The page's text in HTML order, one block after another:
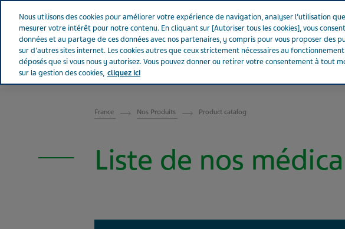
Aller sur Tevapharm
FRANCE
France Nos Produits Product catalog
Liste de nos
Nous utilisons des cookies pour améliorer votre expérience de navigation, analyser l’utilisation
mesurer votre intérêt pour notre contenu. En cliquant sur [Autoriser tous les cookies], vous
données et au partage de ces données avec nos partenaires, y compris pour vous proposer des
sur d'autres sites internet. Les cookies autres que ceux strictement nécessaires au
déposés que si vous nous y autorisez. Vous pouvez donner ou retirer votre consentement à tout
sur la gestion des cookies, cliquez ici